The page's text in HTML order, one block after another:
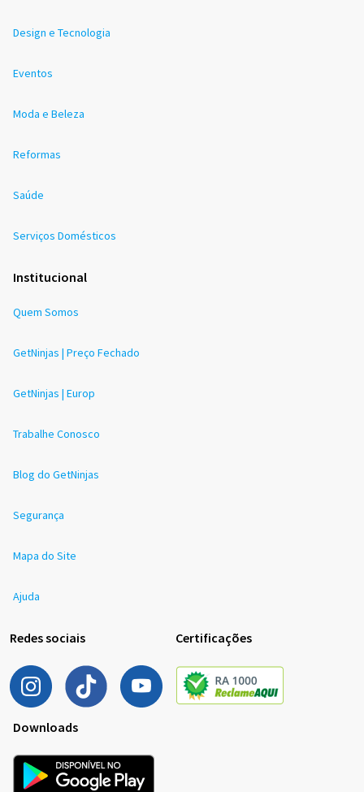
Design e Tecnologia
Eventos
Moda e Beleza
Reformas
Saúde
Serviços Domésticos
Institucional
Quem Somos
GetNinjas | Preço Fechado
GetNinjas | Europ
Trabalhe Conosco
Blog do GetNinjas
Segurança
Mapa do Site
Ajuda
Redes sociais Certificações
Downloads